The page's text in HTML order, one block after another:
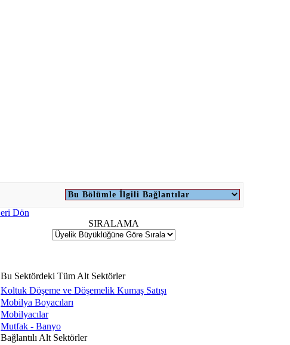
SIRALAMA
Bu Sektördeki Tüm Alt Sektörler
Koltuk Döşeme ve Döşemelik Kumaş Satışı
Mobilya Boyacıları
Mobilyacılar
Mutfak - Banyo
Bağlantılı Alt Sektörler